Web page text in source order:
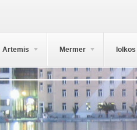
Artemis Mermer Iolkos